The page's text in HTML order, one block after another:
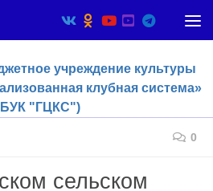
учреждение культуры
клубная система»
"ГЦКС")
0
сельском